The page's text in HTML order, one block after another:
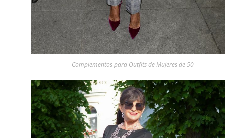
Complementos para Outfits de Mujeres de 50